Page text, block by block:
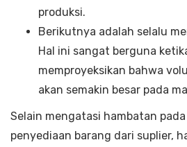
produksi.
Berikutnya adalah selalu
Hal ini sangat berguna
memproyeksikan bahwa
akan semakin besar pada
Selain mengatasi hambatan
penyediaan barang dari suplier,